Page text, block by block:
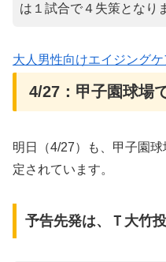
は１試合で４失策となり
大人男性向けエイジング
4/27：甲子園球場
明日（4/27）も、甲子園
定されています。
予告先発は、Ｔ大竹